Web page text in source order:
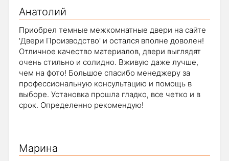
Анатолий
Приобрел темные межкомнатные двери на сайте
'Двери Производство' и остался вполне доволен!
Отличное качество материалов, двери выглядят
очень стильно и солидно. Вживую даже лучше,
чем на фото! Большое спасибо менеджеру за
профессиональную консультацию и помощь в
выборе. Установка прошла гладко, все четко и в
срок. Определенно рекомендую!
Марина